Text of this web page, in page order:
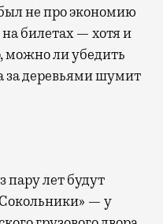
не про экономию
билетах — хотя и
можно ли убедить
за деревьями шумит
пару лет будут
— у